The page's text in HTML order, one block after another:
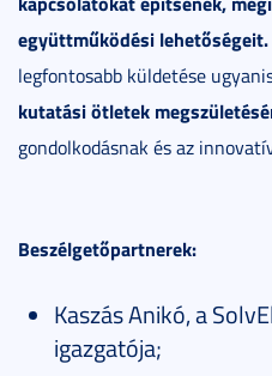
együttműködési lehetőségeit.
legfontosabb küldetése
kutatási ötletek
gondolkodásnak és az
Beszélgetőpartnerek:
Kaszás Anikó, a
igazgatója;